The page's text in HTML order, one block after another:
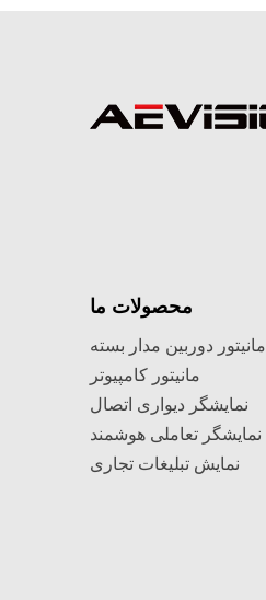
محصولات ما
مانیتور دوربین مدار بسته
مانیتور کامپیوتر
نمایشگر دیواری اتصال
نمایشگر تعاملی هوشمند
نمایش تبلیغات تجاری